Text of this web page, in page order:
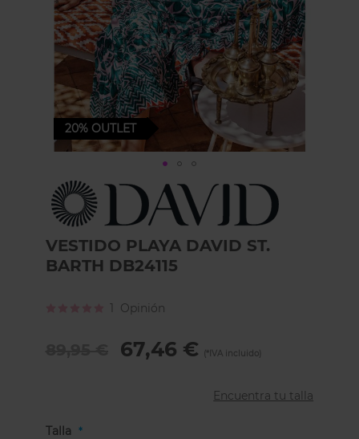
VESTIDO PLAYA DAVID ST.
BARTH DB24115
Calificación:1 Opinión
67,46 €
Encuentra tu talla
Talla
beginning
images
20% OUTLET